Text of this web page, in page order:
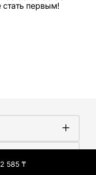
585₸
первым!